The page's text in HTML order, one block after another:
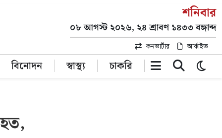
শনিবার
০৮ আগস্ট ২০২৬, ২৪ শ্রাবণ ১৪৩৩ বঙ্গাব্দ
কনভার্টার আর্কাইভ
বিনোদন স্বাস্থ্য চাকরি